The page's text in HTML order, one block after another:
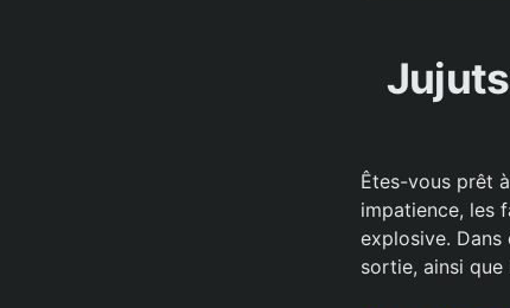
Êtes-vous prêt
impatience, les
explosive. Dans
sortie, ainsi que